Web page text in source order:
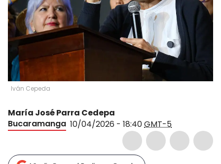
Iván Cepeda
María José Parra Cedepa
Bucaramanga 10/04/2026 - 18:40GMT-5